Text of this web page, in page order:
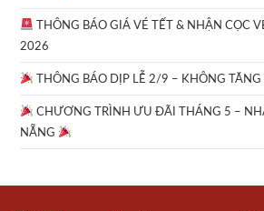
THÔNG BÁO GIÁ VÉ TẾT & NHẬN CỌC
2026
THÔNG BÁO DỊP LỄ 2/9 – KHÔNG TĂNG
CHƯƠNG TRÌNH ƯU ĐÃI THÁNG 5 –
NẴNG